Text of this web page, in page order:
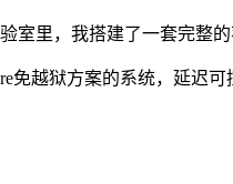
里，我搭建了一套完整
越狱方案的系统，延迟